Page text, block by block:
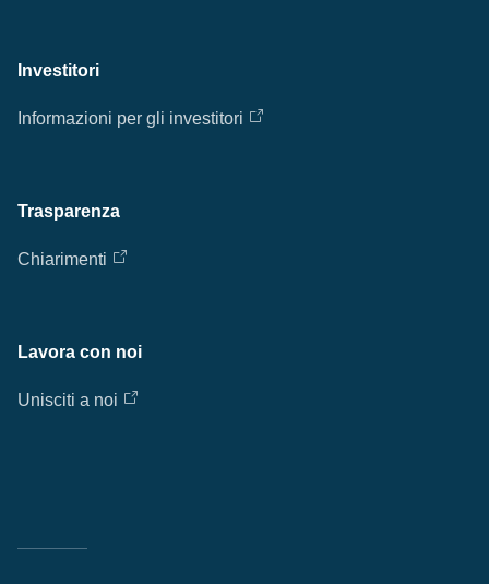
Investitori
Informazioni per gli investitori
Trasparenza
Chiarimenti
Lavora con noi
Unisciti a noi